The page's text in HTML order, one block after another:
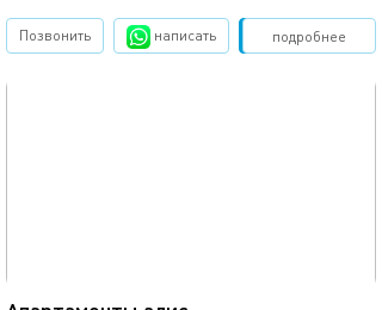
подробнее
Позвонить написать Забронировать